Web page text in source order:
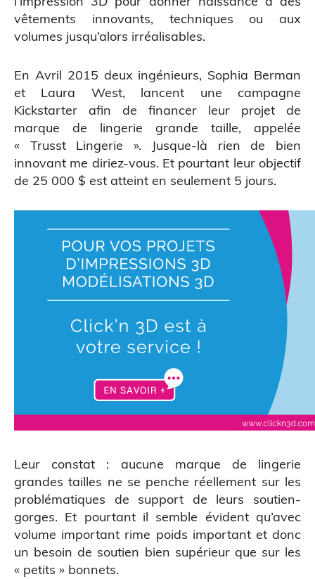
Scanner 3D
ATELIERS & ÉVÈNEMENTS
Figurine bobble head
vêtements innovants, techniques ou aux
volumes jusqu’alors irréalisables.
En Avril 2015 deux ingénieurs, Sophia Berman
et Laura West, lancent une campagne
Kickstarter afin de financer leur projet de
marque de lingerie grande taille, appelée
« Trusst Lingerie ». Jusque-là rien de bien
innovant me diriez-vous. Et pourtant leur objectif
de 25 000 $ est atteint en seulement 5 jours.
Leur constat : aucune marque de lingerie
grandes tailles ne se penche réellement sur les
problématiques de support de leurs soutien-
gorges. Et pourtant il semble évident qu’avec
volume important rime poids important et donc
un besoin de soutien bien supérieur que sur les
« petits » bonnets.